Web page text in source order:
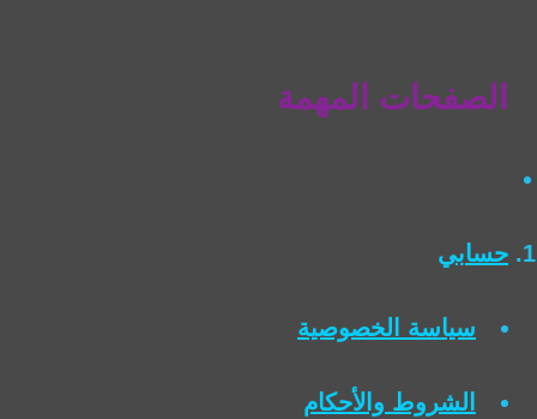
الصفحات المهمة
حسابي
سياسة الخصوصية
الشروط والأحكام